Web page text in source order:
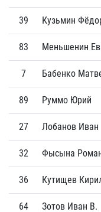
39 Кузьмин
83 Меньшенин
7 Бабенко
89 Руммо Юрий
27 Лобанов Иван
32 Фысына
36 Кутищев
64 Зотов Иван В.